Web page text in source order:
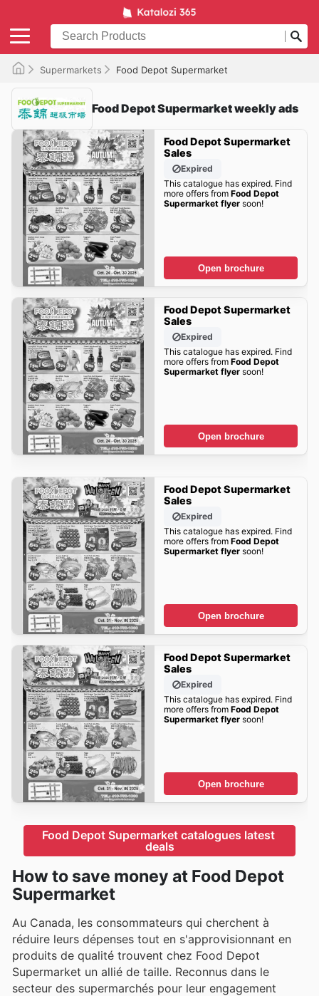
Supermarkets Food Depot Supermarket
Food Depot Supermarket weekly ads
Food Depot Supermarket
Sales
Expired
This catalogue has expired. Find
more offers from Food Depot
Supermarket flyersoon!
Open brochure
Food Depot Supermarket
Sales
Expired
This catalogue has expired. Find
more offers from Food Depot
Supermarket flyersoon!
Open brochure
Food Depot Supermarket
Sales
Expired
This catalogue has expired. Find
more offers from Food Depot
Supermarket flyersoon!
Open brochure
Food Depot Supermarket
Sales
Expired
This catalogue has expired. Find
more offers from Food Depot
Supermarket flyersoon!
Open brochure
Food Depot Supermarket catalogues latest
deals
How to save money at Food Depot
Supermarket
Au Canada, les consommateurs qui cherchent à
réduire leurs dépenses tout en s'approvisionnant en
produits de qualité trouvent chez Food Depot
Supermarket un allié de taille. Reconnus dans le
secteur des supermarchés pour leur engagement